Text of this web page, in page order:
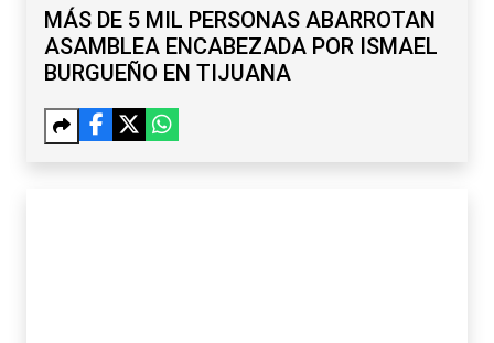
MÁS DE 5 MIL PERSONAS ABARROTAN
ASAMBLEA ENCABEZADA POR ISMAEL
BURGUEÑO EN TIJUANA